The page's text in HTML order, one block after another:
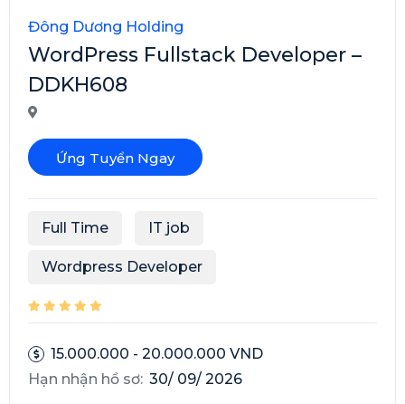
Đông Dương Holding
WordPress Fullstack Developer –
DDKH608
Ứng Tuyển Ngay
Full Time IT job
Wordpress Developer
15.000.000 - 20.000.000 VND
Hạn nhận hồ sơ: 30/ 09/ 2026